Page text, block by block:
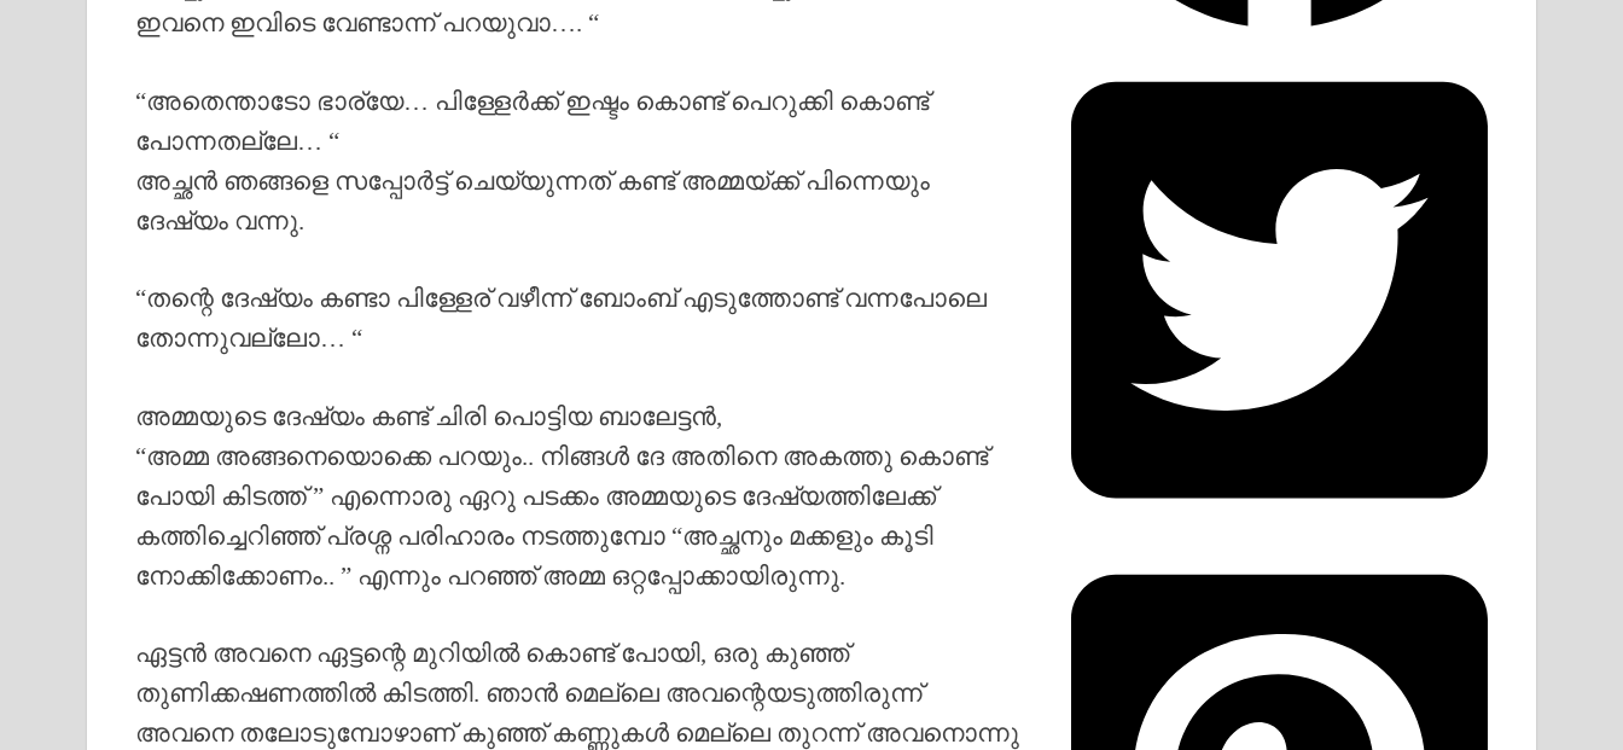
ഇവനെ ഇവിടെ വേണ്ടാന്ന് പറയുവാ…. “
“അതെന്താടോ ഭാര്യേ… പിള്ളേർക്ക് ഇഷ്ടം കൊണ്ട് പെറുക്കി കൊണ്ട്
പോന്നതല്ലേ… “
അച്ഛൻ ഞങ്ങളെ സപ്പോർട്ട് ചെയ്യുന്നത് കണ്ട് അമ്മയ്ക്ക് പിന്നെയും
ദേഷ്യം വന്നു.
“തന്റെ ദേഷ്യം കണ്ടാ പിള്ളേര് വഴീന്ന് ബോംബ് എടുത്തോണ്ട് വന്നപോലെ
തോന്നുവല്ലോ… “
അമ്മയുടെ ദേഷ്യം കണ്ട് ചിരി പൊട്ടിയ ബാലേട്ടൻ,
“അമ്മ അങ്ങനെയൊക്കെ പറയും.. നിങ്ങൾ ദേ അതിനെ അകത്തു കൊണ്ട്
പോയി കിടത്ത് ” എന്നൊരു ഏറു പടക്കം അമ്മയുടെ ദേഷ്യത്തിലേക്ക്
കത്തിച്ചെറിഞ്ഞ് പ്രശ്ന പരിഹാരം നടത്തുമ്പോ “അച്ഛനും മക്കളും കൂടി
നോക്കിക്കോണം.. ” എന്നും പറഞ്ഞ് അമ്മ ഒറ്റപ്പോക്കായിരുന്നു.
ഏട്ടൻ അവനെ ഏട്ടന്റെ മുറിയിൽ കൊണ്ട് പോയി, ഒരു കുഞ്ഞ്
തുണിക്കഷണത്തിൽ കിടത്തി. ഞാൻ മെല്ലെ അവന്റെയടുത്തിരുന്ന്
അവനെ തലോടുമ്പോഴാണ് കുഞ്ഞ് കണ്ണുകൾ മെല്ലെ തുറന്ന് അവനൊന്നു